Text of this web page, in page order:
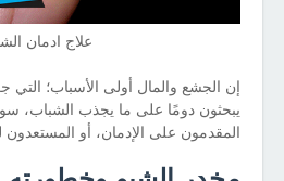
علاج ادمان
إن الجشع والمال أولى الأسباب؛ التي
يبحثون دومًا على ما يجذب الشباب،
المقدمون على الإدمان، أو